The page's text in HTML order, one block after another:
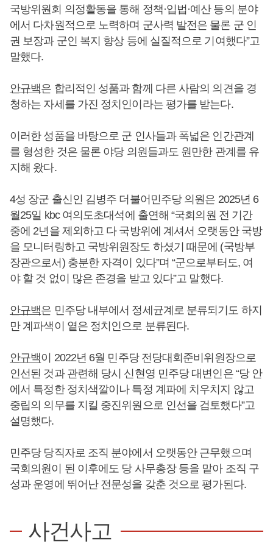
국방위원회 의정활동을 통해 정책·입법·예산 등의 분야
에서 다차원적으로 노력하며 군사력 발전은 물론 군 인
권 보장과 군인 복지 향상 등에 실질적으로 기여했다”고
말했다.
안규백은 합리적인 성품과 함께 다른 사람의 의견을 경
청하는 자세를 가진 정치인이라는 평가를 받는다.
이러한 성품을 바탕으로 군 인사들과 폭넓은 인간관계
를 형성한 것은 물론 야당 의원들과도 원만한 관계를 유
지해 왔다.
4성 장군 출신인 김병주 더불어민주당 의원은 2025년 6
월25일 kbc 여의도초대석에 출연해 “국회의원 전 기간
중에 2년을 제외하고 다 국방위에 계셔서 오랫동안 국방
을 모니터링하고 국방위원장도 하셨기 때문에 (국방부
장관으로서) 충분한 자격이 있다”며 “군으로부터도, 여
야 할 것 없이 많은 존경을 받고 있다”고 말했다.
안규백은 민주당 내부에서 정세균계로 분류되기도 하지
만 계파색이 옅은 정치인으로 분류된다.
안규백이 2022년 6월 민주당 전당대회준비위원장으로
인선된 것과 관련해 당시 신현영 민주당 대변인은 “당 안
에서 특정한 정치색깔이나 특정 계파에 치우치지 않고
중립의 의무를 지킬 중진위원으로 인선을 검토했다”고
설명했다.
민주당 당직자로 조직 분야에서 오랫동안 근무했으며
국회의원이 된 이후에도 당 사무총장 등을 맡아 조직 구
성과 운영에 뛰어난 전문성을 갖춘 것으로 평가된다.
사건사고